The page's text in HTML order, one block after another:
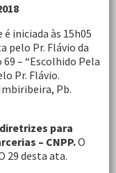
é iniciada às 15h05
pelo Pr. Flávio da
– “Escolhido Pela
Pr. Flávio.
Pb.
para
– CNPP.O
29 desta ata.